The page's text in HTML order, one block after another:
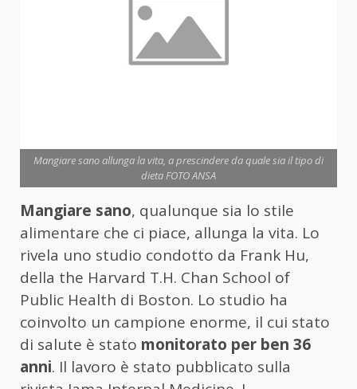
Mangiare sano allunga la vita, a prescindere da quale sia il tipo di
dieta FOTO ANSA
Mangiare sano, qualunque sia lo stile
alimentare che ci piace, allunga la vita. Lo
rivela uno studio condotto da Frank Hu,
della the Harvard T.H. Chan School of
Public Health di Boston. Lo studio ha
coinvolto un campione enorme, il cui stato
di salute è stato monitorato per ben 36
anni. Il lavoro è stato pubblicato sulla